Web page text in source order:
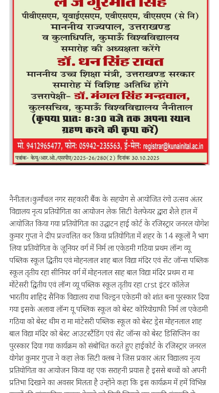
नैनीताल।कुर्मांचल नगर सहकारी बैंक के सहयोग से आयोजित रंगो उत्सव अंतर
विद्यालय नृत्य प्रतियोगिता का आयोजन लेक सिटी वेलफेयर द्वारा शैले हाल में
आयोजित किया गया प्रतियोगिता का उद्घाटन हाई कोर्ट के रजिस्ट्रार जनरल योगेश
कुमार गुप्ता ने दीप प्रज्वलित कर किया प्रतियोगिता में शहर के 14 स्कूलों नै भाग
लिया प्रतियोगिता के जूनियर वर्ग में निर्म ला एकेडमी गठिया प्रथम लॉन्ग व्यू
पब्लिक स्कूल द्वितीय एवं मोहनलाल शाह बाल विद्या मंदिर एवं सेंट जॉन्स पब्लिक
स्कूल तृतीय रहा सीनियर वर्ग में मोहनलाल साह बाल विद्या मंदिर प्रथम रा मा
मोंटेसरी द्वितीय एवं लॉन्ग व्यू पब्लिक स्कूल तृतीय रहा crst इंटर कॉलेज
भारतीय शाहिद सैनिक विद्यालय राधा चिल्ड्रन एकेडमी को शांत बना पुरस्कार दिया
गया इसके अलावा लॉन्ग यू पब्लिक स्कूल को बेस्ट कोरियोग्राफी निर्म ला एकेडमी
गठिया को बेस्ट थीम रा मा मांटेसरी पब्लिक स्कूल को बेस्ट ड्रेस मोहनलाल शाह
बाल विद्या मंदिर को बेस्ट आउटस्टैंडिंग एवं सेंट जॉन्स को बेस्ट डिसिप्लिन का
पुरस्कार दिया गया कार्यक्रम को संबोधित करते हुए हाईकोर्ट के रजिस्ट्रार जनरल
योगेश कुमार गुप्ता ने कहा लेक सिटी क्लब ने जिस प्रकार अंतर विद्यालय नृत्य
प्रतियोगिता का आयोजन किया वह एक सराहनी प्रयास है इससे बच्चों को अपनी
प्रतिभा दिखाने का अवसर मिलता है उन्होंने कहा कि इस कार्यक्रम में हमें विभिन्न